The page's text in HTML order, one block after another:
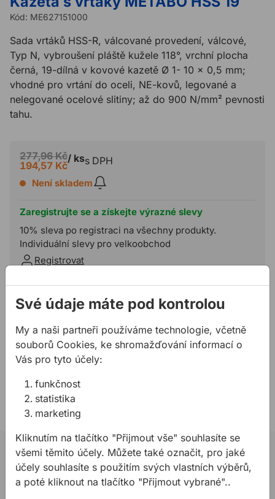
Kód: ME627151000
Sada vrtáků HSS-R, válcované provedení, válcové,
Typ N, vybroušení pláště kužele 118°, vrchní plocha
černá, 19-dílná v kovové kazetě Ø 1- 10 x 0,5 mm;
vhodné pro vrtání do oceli, NE-kovů, legované a
nelegované ocelové slitiny; až do 900 N/mm² pevnosti
tahu.
277,96 Kč
194,57 Kč
/ kss DPH
Není skladem
Zaregistrujte se a získejte výrazné slevy
10% sleva po registraci na všechny produkty.
Individuální slevy pro velkoobchod
Registrovat
Přidat do košíku
Potřebujete poradit?
724 944 078
info@allmedia-cz.cz
allmediasro (po-ne 7-22 h)
02 623 10 920
allmedia@allmedia.sk
Své údaje máte pod kontrolou
My a naši partneři používáme technologie, včetně
souborů Cookies, ke shromažďování informací o
Vás pro tyto účely:
funkčnost
statistika
marketing
Kliknutím na tlačítko "Přijmout vše" souhlasíte se
všemi těmito účely. Můžete také označit, pro jaké
účely souhlasíte s použitím svých vlastních výběrů,
a poté kliknout na tlačítko "Přijmout vybrané"..